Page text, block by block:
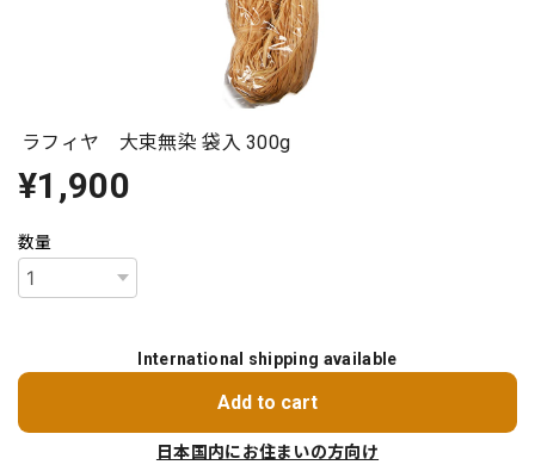
ラフィヤ 大束無染 袋入 300g
¥1,900
数量
International shipping available
Add to cart
日本国内にお住まいの方向け